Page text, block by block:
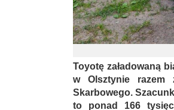
Toyotę załadowaną
w Olsztynie razem
Skarbowego.
to ponad 166